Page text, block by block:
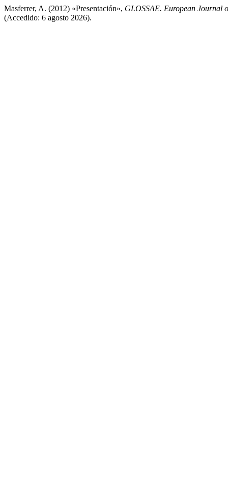
Masferrer, A. (2012) «Presentación», GLOSSAE. European Journal
(Accedido: 6 agosto 2026).